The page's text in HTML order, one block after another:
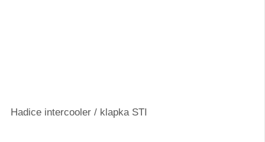
Hadice intercooler / klapka STI